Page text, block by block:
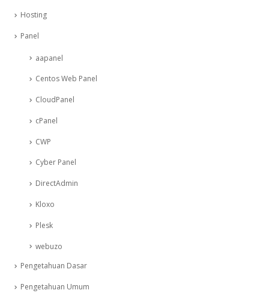
Hosting
Panel
aapanel
Centos Web Panel
CloudPanel
cPanel
CWP
Cyber Panel
DirectAdmin
Kloxo
Plesk
webuzo
Pengetahuan Dasar
Pengetahuan Umum